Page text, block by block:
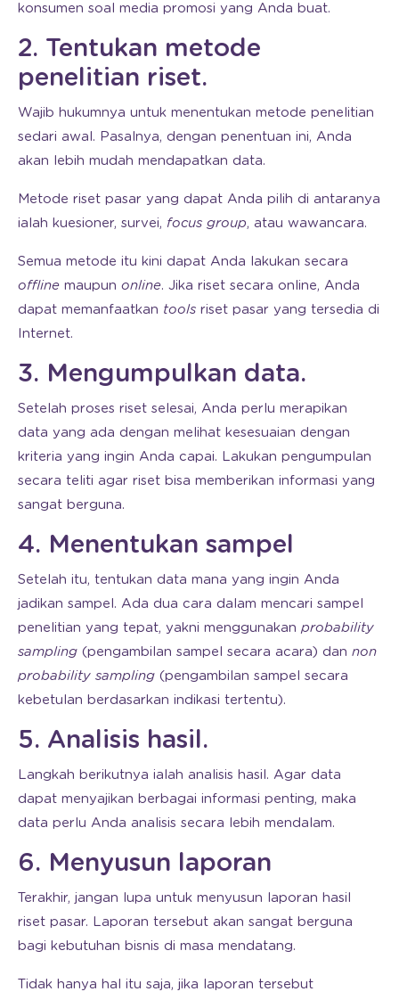
konsumen soal media promosi yang Anda buat.
2. Tentukan metode
penelitian riset.
Wajib hukumnya untuk menentukan metode penelitian
sedari awal. Pasalnya, dengan penentuan ini, Anda
akan lebih mudah mendapatkan data.
Metode riset pasar yang dapat Anda pilih di antaranya
ialah kuesioner, survei, focus group, atau wawancara.
Semua metode itu kini dapat Anda lakukan secara
offline maupun online. Jika riset secara online, Anda
dapat memanfaatkan tools riset pasar yang tersedia di
Internet.
3. Mengumpulkan data.
Setelah proses riset selesai, Anda perlu merapikan
data yang ada dengan melihat kesesuaian dengan
kriteria yang ingin Anda capai. Lakukan pengumpulan
secara teliti agar riset bisa memberikan informasi yang
sangat berguna.
4. Menentukan sampel
Setelah itu, tentukan data mana yang ingin Anda
jadikan sampel. Ada dua cara dalam mencari sampel
penelitian yang tepat, yakni menggunakan probability
sampling (pengambilan sampel secara acara) dan non
probability sampling (pengambilan sampel secara
kebetulan berdasarkan indikasi tertentu).
5. Analisis hasil.
Langkah berikutnya ialah analisis hasil. Agar data
dapat menyajikan berbagai informasi penting, maka
data perlu Anda analisis secara lebih mendalam.
6. Menyusun laporan
Terakhir, jangan lupa untuk menyusun laporan hasil
riset pasar. Laporan tersebut akan sangat berguna
bagi kebutuhan bisnis di masa mendatang.
Tidak hanya hal itu saja, jika laporan tersebut